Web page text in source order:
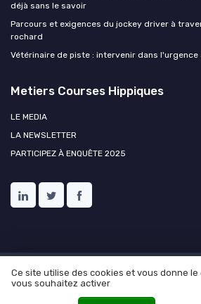
déjà sans le savoir
Parcours et exigences du jockey driver à
rochard
Vétérinaire de piste : intervenir dans l'urgence
Metiers Courses Hippiques
LE MEDIA
LA NEWSLETTER
PARTICIPEZ À ENQUÊTE 2025
Mentions légales Politique de
humaines et courses
Ce site utilise des cookies et vous donne
vous souhaitez activer